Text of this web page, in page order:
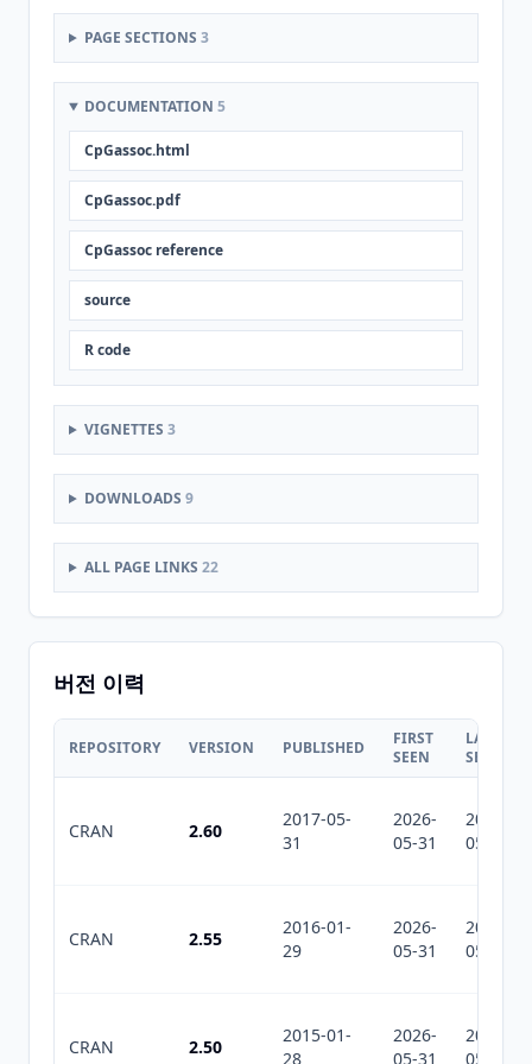
PAGE SECTIONS 3
DOCUMENTATION 5
CpGassoc.html
CpGassoc.pdf
CpGassoc reference
source
R code
VIGNETTES 3
DOWNLOADS 9
ALL PAGE LINKS 22
버전 이력
REPOSITORY VERSION PUBLISHED
FIRST
SEEN
LAST
SEEN
CRAN 2.60
2017-05-
31
2026-
05-31
2026-
05-31
CRAN 2.55
2016-01-
29
2026-
05-31
2026-
05-31
CRAN 2.50
2015-01-
28
2026-
05-31
2026-
05-31